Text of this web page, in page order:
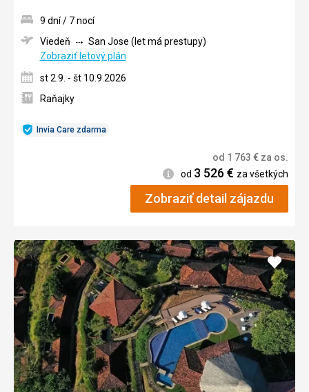
Invia Care zdarma
9 dní / 7 nocí
Viedeň
San Jose (let má prestupy)
Zobraziť letový plán
st 2.9. - št 10.9.2026
Raňajky
od 1 763 € za os.
Informácie
od 3 526€ za všetkých
Zobraziť detail zájazdu
Pridať
do